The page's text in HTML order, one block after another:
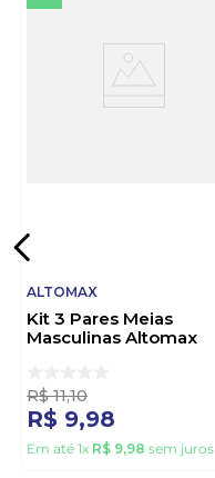
ALTOMAX
Kit 3 Pares Meias
Masculinas Altomax
R$ 11,10
R$ 9,98
Em até 1x R$ 9,98 sem juros